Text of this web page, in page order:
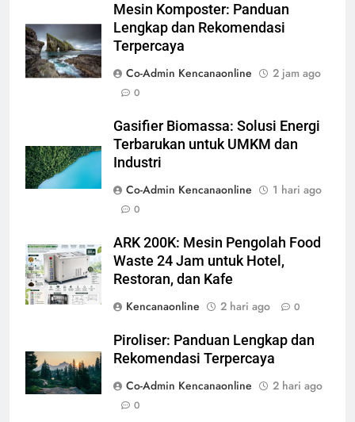
Mesin Komposter: Panduan
Lengkap dan Rekomendasi
Terpercaya
Co-Admin Kencanaonline
2 jam ago
0
Gasifier Biomassa: Solusi Energi
Terbarukan untuk UMKM dan
Industri
Co-Admin Kencanaonline
1 hari ago
0
ARK 200K: Mesin Pengolah Food
Waste 24 Jam untuk Hotel,
Restoran, dan Kafe
Kencanaonline
2 hari ago 0
Piroliser: Panduan Lengkap dan
Rekomendasi Terpercaya
Co-Admin Kencanaonline
2 hari ago
0